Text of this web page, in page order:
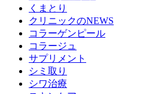
くまとり
クリニックのNEWS
コラーゲンピール
コラージュ
サプリメント
シミ取り
シワ治療